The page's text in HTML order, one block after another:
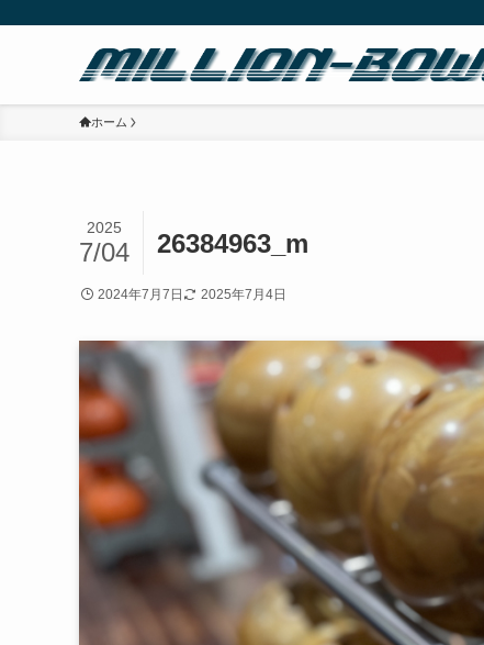
ホーム
26384963_m
2025
7/04
2024年7月7日 2025年7月4日